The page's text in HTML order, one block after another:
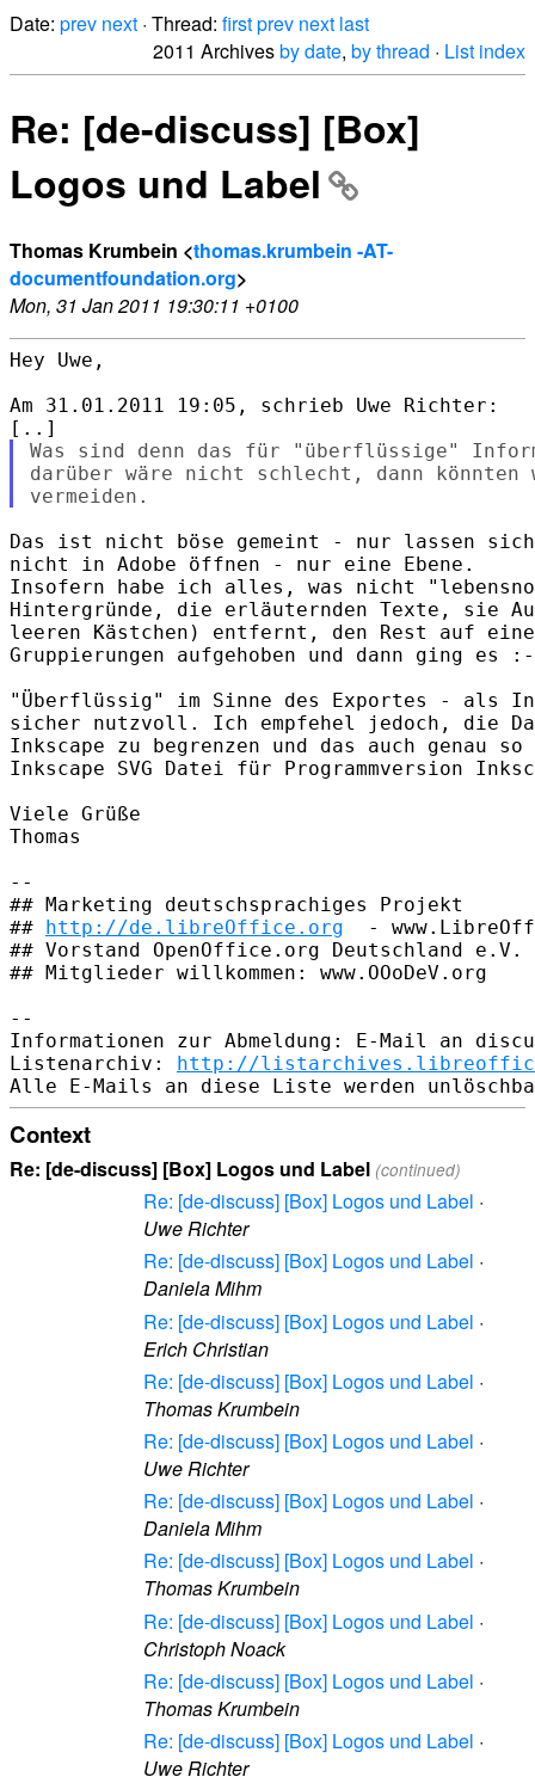
Date: prev next · Thread: firstprev next last
2011 Archivesby date, by thread · List index
Re: [de-discuss] [Box]
Logos und Label
Thomas Krumbein <thomas.krumbein -AT-
documentfoundation.org>
Mon, 31 Jan 2011 19:30:11 +0100
Hey Uwe,
Am 31.01.2011 19:05, schrieb Uwe Richter:
Was sind denn das für "überflüssige"
darüber wäre nicht schlecht, dann
Das ist nicht böse gemeint - nur lassen sich
nicht in Adobe öffnen - nur eine Ebene.
Insofern habe ich alles, was nicht
Hintergründe, die erläuternden Texte, sie
leeren Kästchen) entfernt, den Rest auf
Gruppierungen aufgehoben und dann ging es
"Überflüssig" im Sinne des Exportes - als
sicher nutzvoll. Ich empfehel jedoch, die
Inkscape zu begrenzen und das auch genau
Inkscape SVG Datei für Programmversion
Viele Grüße
Thomas
--
## Marketing deutschsprachiges Projekt
## http://de.libreOffice.org
-
## Vorstand OpenOffice.org Deutschland e.V.
## Mitglieder willkommen: www.OOoDeV.org
--
Informationen zur Abmeldung: E-Mail an
Listenarchiv: http://
Context
Re: [de-discuss] [Box] Logos und Label (continued)
Re: [de-discuss] [Box] Logos und Label ·
Uwe Richter
Re: [de-discuss] [Box] Logos und Label ·
Daniela Mihm
Re: [de-discuss] [Box] Logos und Label ·
Erich Christian
Re: [de-discuss] [Box] Logos und Label ·
Thomas Krumbein
Re: [de-discuss] [Box] Logos und Label ·
Uwe Richter
Re: [de-discuss] [Box] Logos und Label ·
Daniela Mihm
Re: [de-discuss] [Box] Logos und Label ·
Thomas Krumbein
Re: [de-discuss] [Box] Logos und Label ·
Christoph Noack
Re: [de-discuss] [Box] Logos und Label ·
Thomas Krumbein
Re: [de-discuss] [Box] Logos und Label ·
Uwe Richter